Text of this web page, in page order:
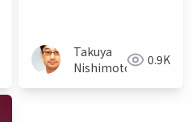
Takuya
Nishimoto
0.9K